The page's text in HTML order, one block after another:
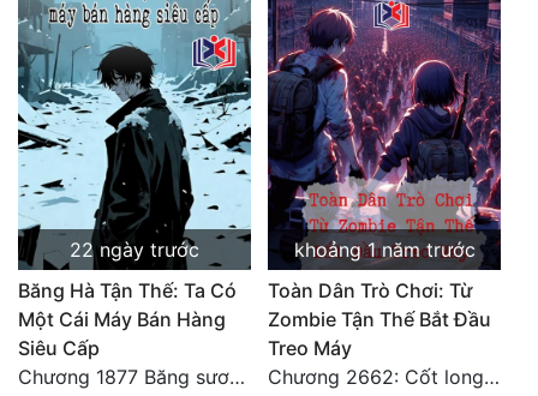
Ngự Thú
Truyện Nam
Truyện Nữ
Vô Địch Lưu
Xây Dựng Thế Lực
Đam Mỹ
Đẹp
Đẹp Hiệp
22 ngày trước
Băng Hà Tận Thế: Ta Có
Một Cái Máy Bán Hàng
Siêu Cấp
Chương 1877 Băng sương kết giới
khoảng 1 năm trước
Toàn Dân Trò Chơi: Từ
Zombie Tận Thế Bắt Đầu
Treo Máy
Chương 2662: Cốt long tiểu đội